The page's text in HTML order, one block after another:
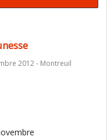
2012 - Montreuil